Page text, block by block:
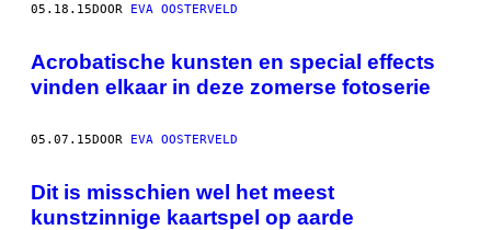
05.18.15DOOR EVA OOSTERVELD
Acrobatische kunsten en special effects
vinden elkaar in deze zomerse fotoserie
05.07.15DOOR EVA OOSTERVELD
Dit is misschien wel het meest
kunstzinnige kaartspel op aarde